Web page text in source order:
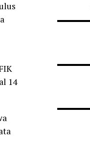
14